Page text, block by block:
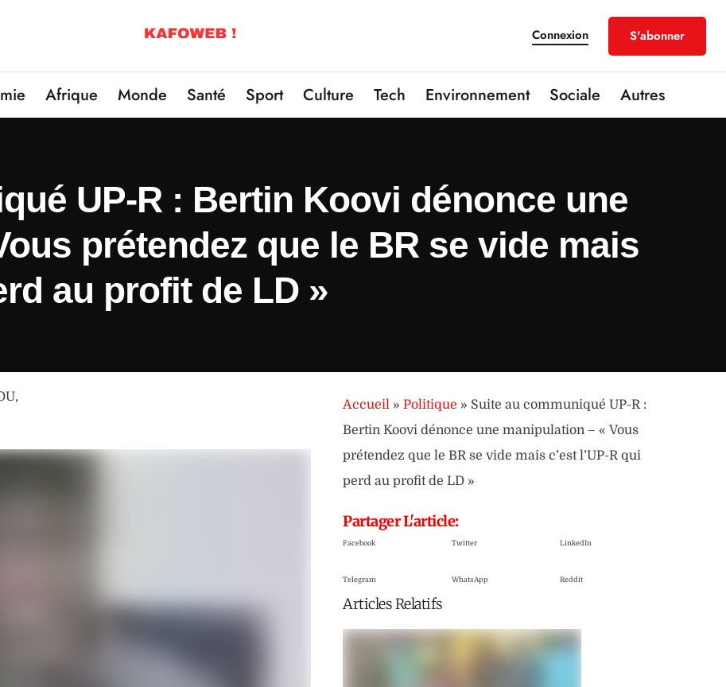
Connexion S'abonner
Afrique Monde Santé Sport Culture Tech Environnement Sociale Autres
UP-R : Bertin Koovi dénonce une
prétendez que le BR se vide mais
au profit de LD »
,
Accueil » Politique » Suite au communiqué UP-R :
Bertin Koovi dénonce une manipulation – « Vous
prétendez que le BR se vide mais c’est l’UP-R qui
perd au profit de LD »
Partager L'article:
Facebook Twitter LinkedIn
Telegram WhatsApp Reddit
Articles Relatifs